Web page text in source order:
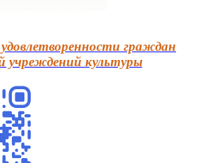
граждан
учреждений культуры